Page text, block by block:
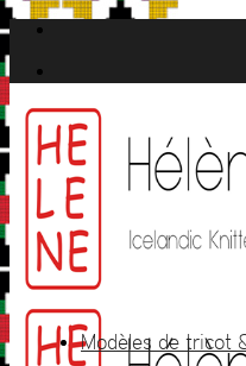
Passer
au
contenu
Modèles de tricot